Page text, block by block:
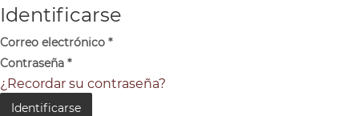
Identificarse
Correo electrónico *
Contraseña *
¿Recordar su contraseña?
Identificarse